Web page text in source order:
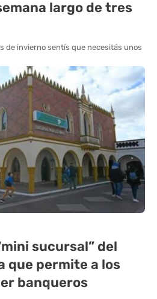
largo de tres
de invierno sentís que necesitás unos
sucursal” del
que permite a los
banqueros